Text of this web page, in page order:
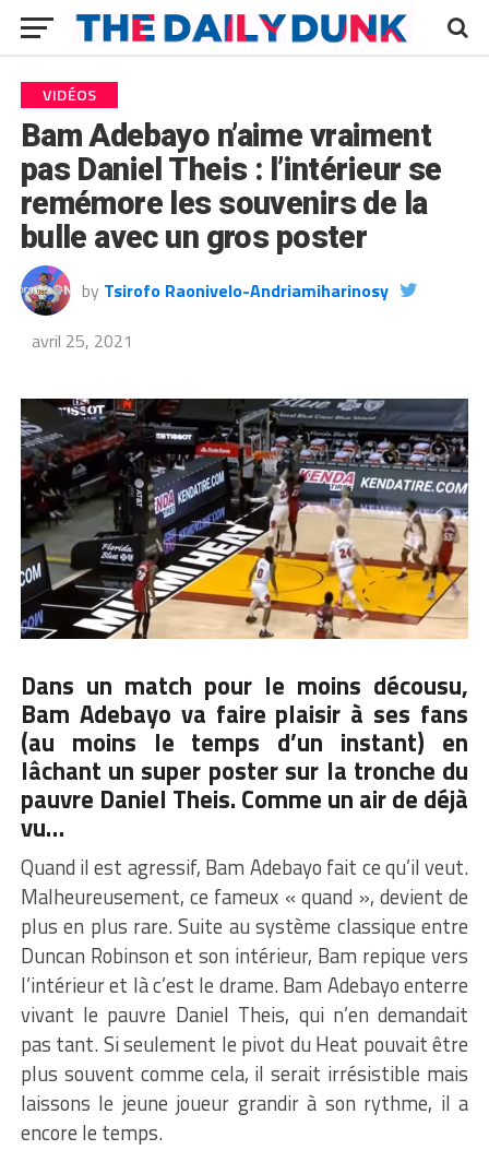
VIDÉOS
Bam Adebayo n’aime vraiment
pas Daniel Theis : l’intérieur se
remémore les souvenirs de la
bulle avec un gros poster
by Tsirofo Raonivelo-Andriamiharinosy
avril 25, 2021
Dans un match pour le moins décousu,
Bam Adebayo va faire plaisir à ses fans
(au moins le temps d’un instant) en
lâchant un super poster sur la tronche du
pauvre Daniel Theis. Comme un air de déjà
vu…
Quand il est agressif, Bam Adebayo fait ce qu’il veut.
Malheureusement, ce fameux « quand », devient de
plus en plus rare. Suite au système classique entre
Duncan Robinson et son intérieur, Bam repique vers
l’intérieur et là c’est le drame. Bam Adebayo enterre
vivant le pauvre Daniel Theis, qui n’en demandait
pas tant. Si seulement le pivot du Heat pouvait être
plus souvent comme cela, il serait irrésistible mais
laissons le jeune joueur grandir à son rythme, il a
encore le temps.